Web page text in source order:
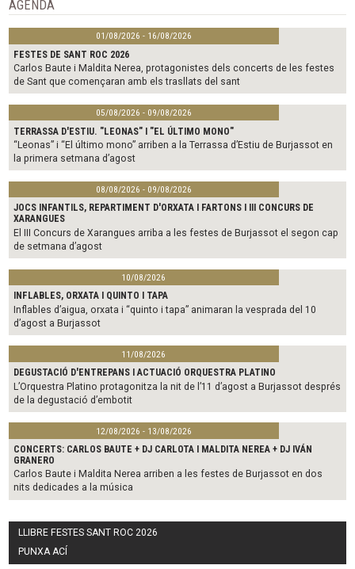
k
AGENDA
01/08/2026 - 16/08/2026
FESTES DE SANT ROC 2026
Carlos Baute i Maldita Nerea, protagonistes dels concerts de les festes
de Sant que començaran amb els trasllats del sant
05/08/2026 - 09/08/2026
TERRASSA D'ESTIU. "LEONAS" I "EL ÚLTIMO MONO"
“Leonas” i “El último mono” arriben a la Terrassa d’Estiu de Burjassot en
la primera setmana d’agost
08/08/2026 - 09/08/2026
JOCS INFANTILS, REPARTIMENT D'ORXATA I FARTONS I III CONCURS DE
XARANGUES
El III Concurs de Xarangues arriba a les festes de Burjassot el segon cap
de setmana d’agost
10/08/2026
INFLABLES, ORXATA I QUINTO I TAPA
Inflables d’aigua, orxata i “quinto i tapa” animaran la vesprada del 10
d’agost a Burjassot
11/08/2026
DEGUSTACIÓ D'ENTREPANS I ACTUACIÓ ORQUESTRA PLATINO
L’Orquestra Platino protagonitza la nit de l’11 d’agost a Burjassot després
de la degustació d’embotit
12/08/2026 - 13/08/2026
CONCERTS: CARLOS BAUTE + DJ CARLOTA I MALDITA NEREA + DJ IVÁN
GRANERO
Carlos Baute i Maldita Nerea arriben a les festes de Burjassot en dos
nits dedicades a la música
LLIBRE FESTES SANT ROC 2026
PUNXA ACÍ